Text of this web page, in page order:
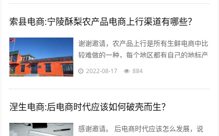
索县电商:宁陵酥梨农产品电商上行渠道有哪些？
谢谢邀请，农产品上行是所有生鲜电商中比
较难做的一种，每个地区都有自己的地标产
品，根据产品的特点，进行品牌建设，营
和...
2022-08-17 884
涅生电商:后电商时代应该如何破壳而生？
感谢邀请。 后电商时代应该怎么发展，说